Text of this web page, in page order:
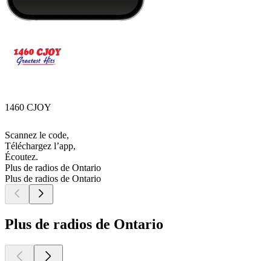
1460 CJOY
Scannez le code,
Téléchargez l’app,
Écoutez.
Plus de radios de Ontario
Plus de radios de Ontario
Plus de radios de Ontario